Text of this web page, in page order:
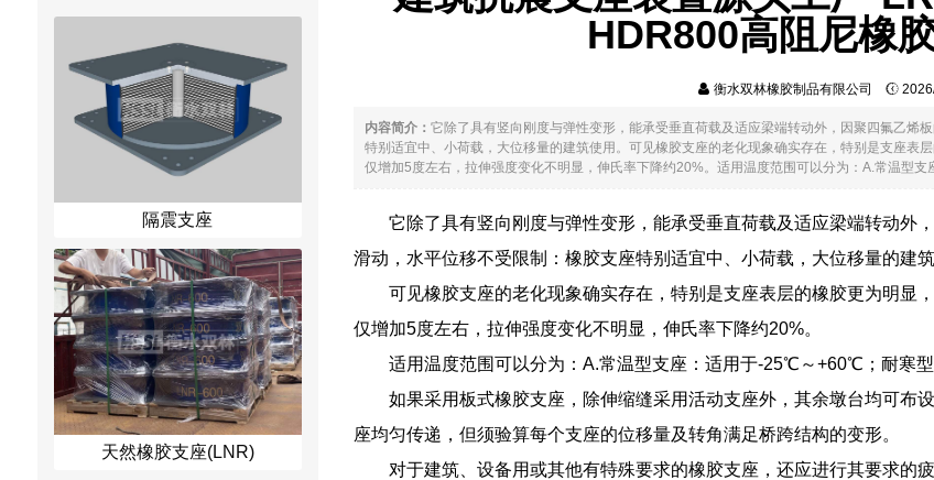
隔震支座
天然橡胶支座(LNR)
HDR800高阻尼橡
衡水双林橡胶制品有限公司
内容简介： 它除了具有竖向刚度与弹性变形，能承受垂直荷载及适应梁端转动外，因聚四氟乙烯
特别适宜中、小荷载，大位移量的建筑使用。可见橡胶支座的老化现象确实存在，特别是支座
仅增加5度左右，拉伸强度变化不明显，伸氏率下降约20%。适用温度范围可以分为：A.常温型支
它除了具有竖向刚度与弹性变形，能承受垂直荷载及适应梁端转动外
滑动，水平位移不受限制：橡胶支座特别适宜中、小荷载，大位移量的建筑
可见橡胶支座的老化现象确实存在，特别是支座表层的橡胶更为明显
仅增加5度左右，拉伸强度变化不明显，伸氏率下降约20%。
适用温度范围可以分为：A.常温型支座：适用于-25℃～+60℃；耐寒
如果采用板式橡胶支座，除伸缩缝采用活动支座外，其余墩台均可布
座均匀传递，但须验算每个支座的位移量及转角满足桥跨结构的变形。
对于建筑、设备用或其他有特殊要求的橡胶支座，还应进行其要求的